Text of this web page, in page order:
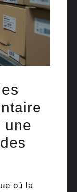
une
où la